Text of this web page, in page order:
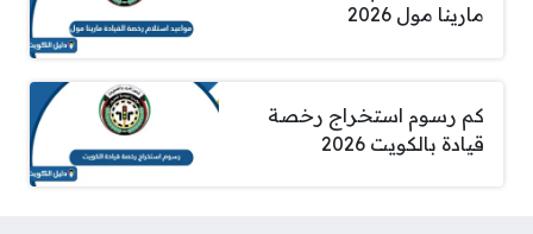
مارينا مول 2026
كم رسوم استخراج رخصة
قيادة بالكويت 2026